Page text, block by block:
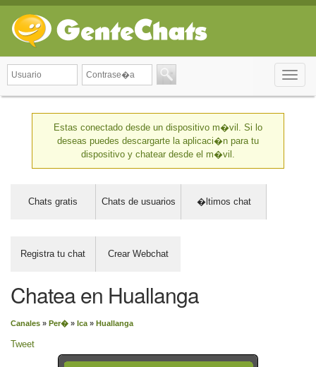
Toggle
Estas conectado desde un dispositivo m�vil. Si lo
deseas puedes descargarte la aplicaci�n para tu
dispositivo y chatear desde el m�vil.
Chats gratis Chats de usuarios �ltimos chat
Registra tu chat Crear Webchat
Chatea en Huallanga
Canales » Per� » Ica » Huallanga
Tweet